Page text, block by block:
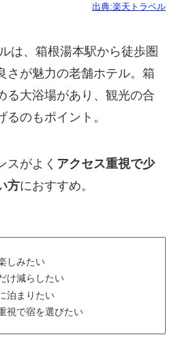
出典:楽天トラベル
は、箱根湯本駅から徒歩圏
さが魅力の老舗ホテル。箱
る大浴場があり、観光の合
のもポイント。
スがよく アクセス重視で少
方におすすめ。
しみたい
け減らしたい
泊まりたい
視で宿を選びたい